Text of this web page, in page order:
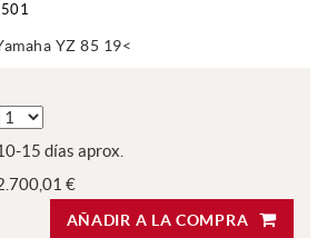
YZ 85 19<
15 días aprox.
€
AÑADIR A LA COMPRA